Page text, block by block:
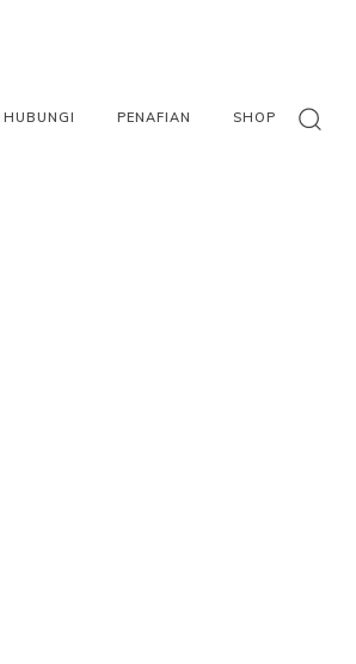
HUBUNGI PENAFIAN SHOP